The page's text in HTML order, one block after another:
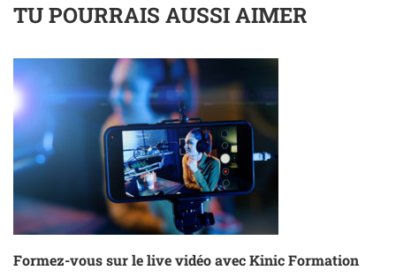
TU POURRAIS AUSSI AIMER
Formez-vous sur le live vidéo avec Kinic Formation